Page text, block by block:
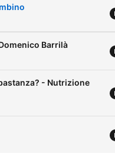
Barrilà
- Nutrizione